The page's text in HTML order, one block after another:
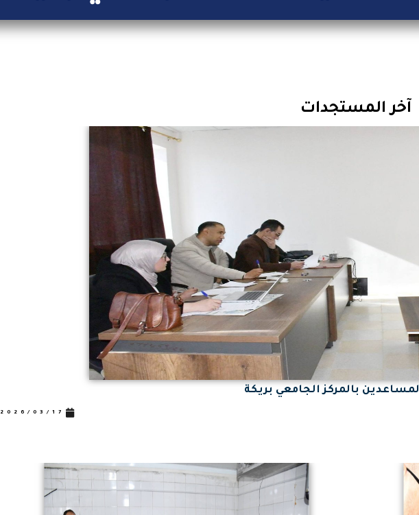
آخر المستجدات
بالمركز الجامعي بريكة
2026/03/17